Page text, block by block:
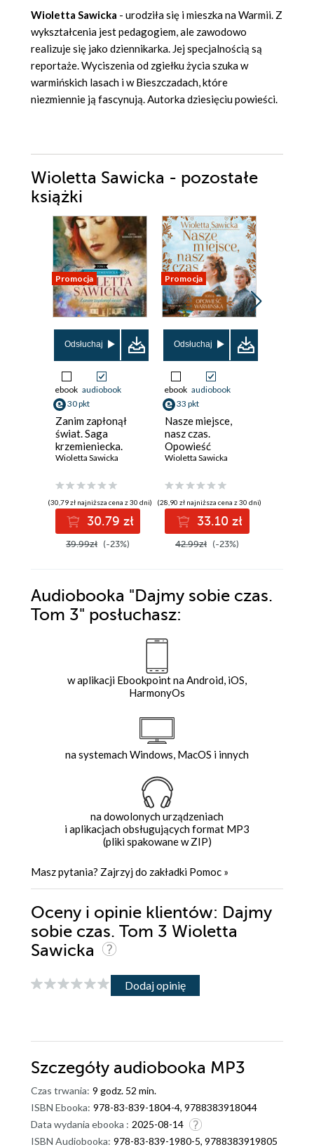
Wioletta Sawicka - urodziła się i mieszka na Warmii. Z
wykształcenia jest pedagogiem, ale zawodowo
realizuje się jako dziennikarka. Jej specjalnością są
reportaże. Wyciszenia od zgiełku życia szuka w
warmińskich lasach i w Bieszczadach, które
niezmiennie ją fascynują. Autorka dziesięciu powieści.
Wioletta Sawicka - pozostałe
książki
Promocja
Odsłuchaj
ebook audiobook
30 pkt
Zanim zapłonął
świat. Saga
krzemieniecka.
Tom 1
Wioletta Sawicka
(30,79 zł najniższa cena z 30 dni)
30.79 zł
39.99zł (-23%)
Promocja
Odsłuchaj
ebook audiobook
33 pkt
Nasze miejsce,
nasz czas.
Opowieść
warmińska. Tom 6
Wioletta Sawicka
(28,90 zł najniższa cena z 30 dni)
33.10 zł
42.99zł (-23%)
Audiobooka "Dajmy sobie czas.
Tom 3" posłuchasz:
w aplikacji Ebookpoint na Android, iOS,
HarmonyOs
na systemach Windows, MacOS i innych
na dowolonych urządzeniach
i aplikacjach obsługujących format MP3
(pliki spakowane w ZIP)
Masz pytania? Zajrzyj do zakładki Pomoc »
Oceny i opinie klientów: Dajmy
sobie czas. Tom 3 Wioletta
Sawicka
Dodaj opinię
Szczegóły audiobooka MP3
Czas trwania: 9 godz. 52 min.
ISBN Ebooka: 978-83-839-1804-4, 9788383918044
Data wydania ebooka : 2025-08-14
ISBN Audiobooka: 978-83-839-1980-5, 9788383919805